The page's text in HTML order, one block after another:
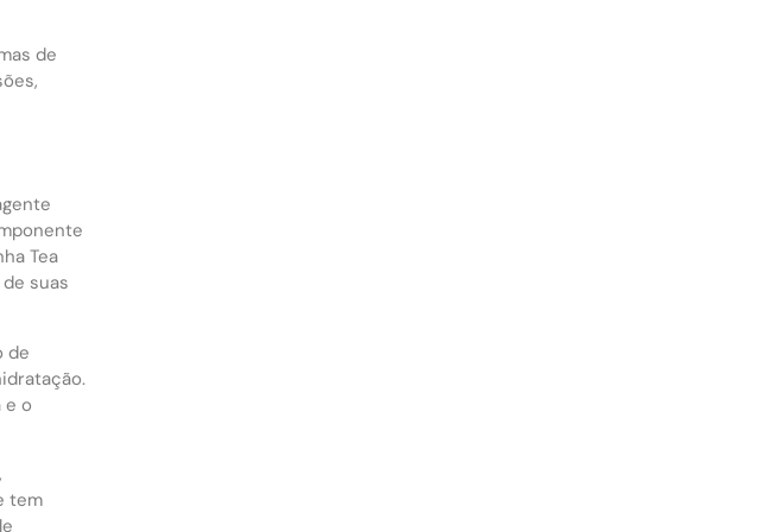
de
Tea
suas
de
e o
tem